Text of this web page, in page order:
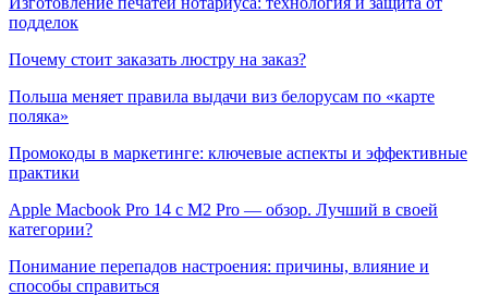
подделок
Почему стоит заказать люстру на заказ?
Польша меняет правила выдачи виз белорусам по «карте
поляка»
Промокоды в маркетинге: ключевые аспекты и эффективные
практики
Apple Macbook Pro 14 с M2 Pro — обзор. Лучший в своей
категории?
Понимание перепадов настроения: причины, влияние и
способы справиться